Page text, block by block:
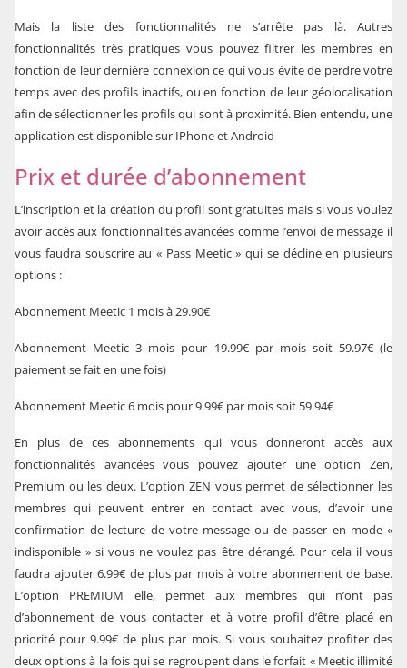
Mais la liste des fonctionnalités ne s’arrête pas là. Autres
fonctionnalités très pratiques vous pouvez filtrer les membres en
fonction de leur dernière connexion ce qui vous évite de perdre votre
temps avec des profils inactifs, ou en fonction de leur géolocalisation
afin de sélectionner les profils qui sont à proximité. Bien entendu, une
application est disponible sur IPhone et Android
Prix et durée d’abonnement
L’inscription et la création du profil sont gratuites mais si vous voulez
avoir accès aux fonctionnalités avancées comme l’envoi de message il
vous faudra souscrire au « Pass Meetic » qui se décline en plusieurs
options :
Abonnement Meetic 1 mois à 29.90€
Abonnement Meetic 3 mois pour 19.99€ par mois soit 59.97€ (le
paiement se fait en une fois)
Abonnement Meetic 6 mois pour 9.99€ par mois soit 59.94€
En plus de ces abonnements qui vous donneront accès aux
fonctionnalités avancées vous pouvez ajouter une option Zen,
Premium ou les deux. L’option ZEN vous permet de sélectionner les
membres qui peuvent entrer en contact avec vous, d’avoir une
confirmation de lecture de votre message ou de passer en mode «
indisponible » si vous ne voulez pas être dérangé. Pour cela il vous
faudra ajouter 6.99€ de plus par mois à votre abonnement de base.
L’option PREMIUM elle, permet aux membres qui n’ont pas
d’abonnement de vous contacter et à votre profil d’être placé en
priorité pour 9.99€ de plus par mois. Si vous souhaitez profiter des
deux options à la fois qui se regroupent dans le forfait « Meetic illimité